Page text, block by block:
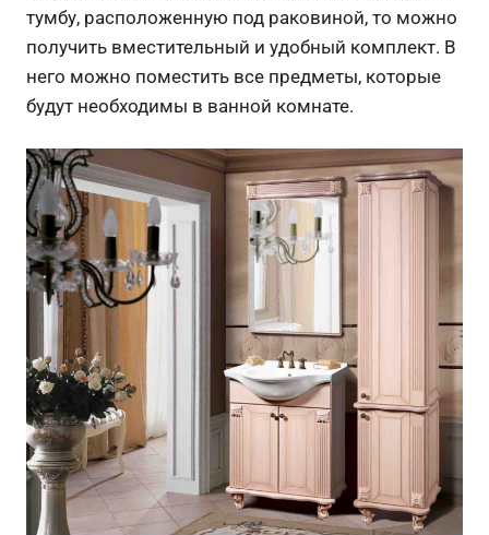
тумбу, расположенную под раковиной, то можно
получить вместительный и удобный комплект. В
него можно поместить все предметы, которые
будут необходимы в ванной комнате.